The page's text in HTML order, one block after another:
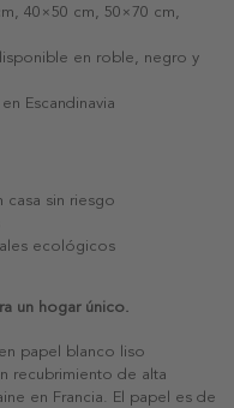
40×50 cm, 50×70 cm,
en roble, negro y
Escandinavia
casa sin riesgo
ecológicos
un hogar único.
papel blanco liso
recubrimiento de alta
en Francia. El papel es de